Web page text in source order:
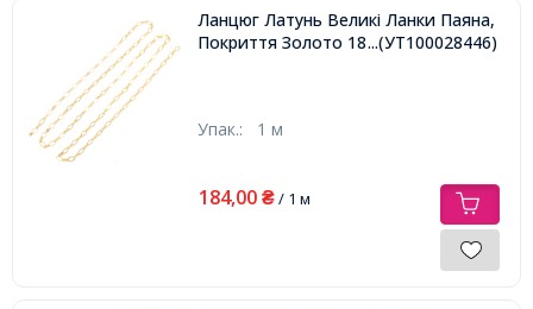
Ланцюг Латунь Великі Ланки Паяна,
Покриття Золото 18К, 9х4.5х0.4мм,
...(УТ100028446)
Упак.: 1 м
184,00 ₴/ 1 м